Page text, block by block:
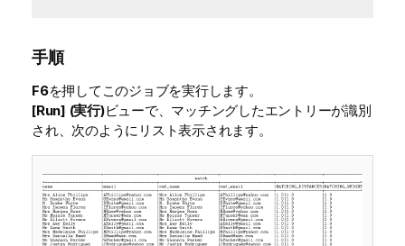
手順
F6を押してこのジョブを実行します。
[Run] (実行)ビューで、マッチングしたエントリーが識別
され、次のようにリスト表示されます。